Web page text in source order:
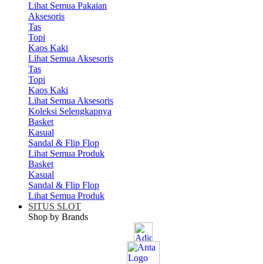
Lihat Semua Pakaian
Aksesoris
Tas
Topi
Kaos Kaki
Lihat Semua Aksesoris
Tas
Topi
Kaos Kaki
Lihat Semua Aksesoris
Koleksi Selengkapnya
Basket
Kasual
Sandal & Flip Flop
Lihat Semua Produk
Basket
Kasual
Sandal & Flip Flop
Lihat Semua Produk
SITUS SLOT
Shop by Brands